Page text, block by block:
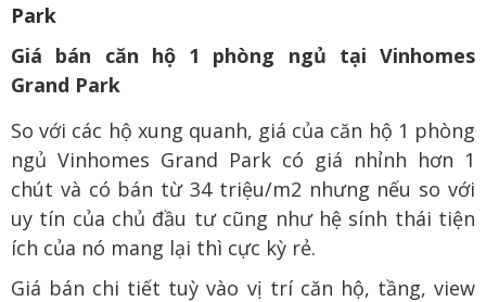
Park
Giá bán căn hộ 1 phòng ngủ tại Vinhomes
Grand Park
So với các hộ xung quanh, giá của căn hộ 1 phòng
ngủ Vinhomes Grand Park có giá nhỉnh hơn 1
chút và có bán từ 34 triệu/m2 nhưng nếu so với
uy tín của chủ đầu tư cũng như hệ sính thái tiện
ích của nó mang lại thì cực kỳ rẻ.
Giá bán chi tiết tuỳ vào vị trí căn hộ, tầng, view